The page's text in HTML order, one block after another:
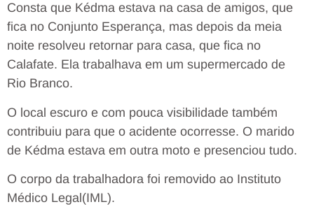
Consta que Kédma estava na casa de amigos, que
fica no Conjunto Esperança, mas depois da meia
noite resolveu retornar para casa, que fica no
Calafate. Ela trabalhava em um supermercado de
Rio Branco.
O local escuro e com pouca visibilidade também
contribuiu para que o acidente ocorresse. O marido
de Kédma estava em outra moto e presenciou tudo.
O corpo da trabalhadora foi removido ao Instituto
Médico Legal(IML).